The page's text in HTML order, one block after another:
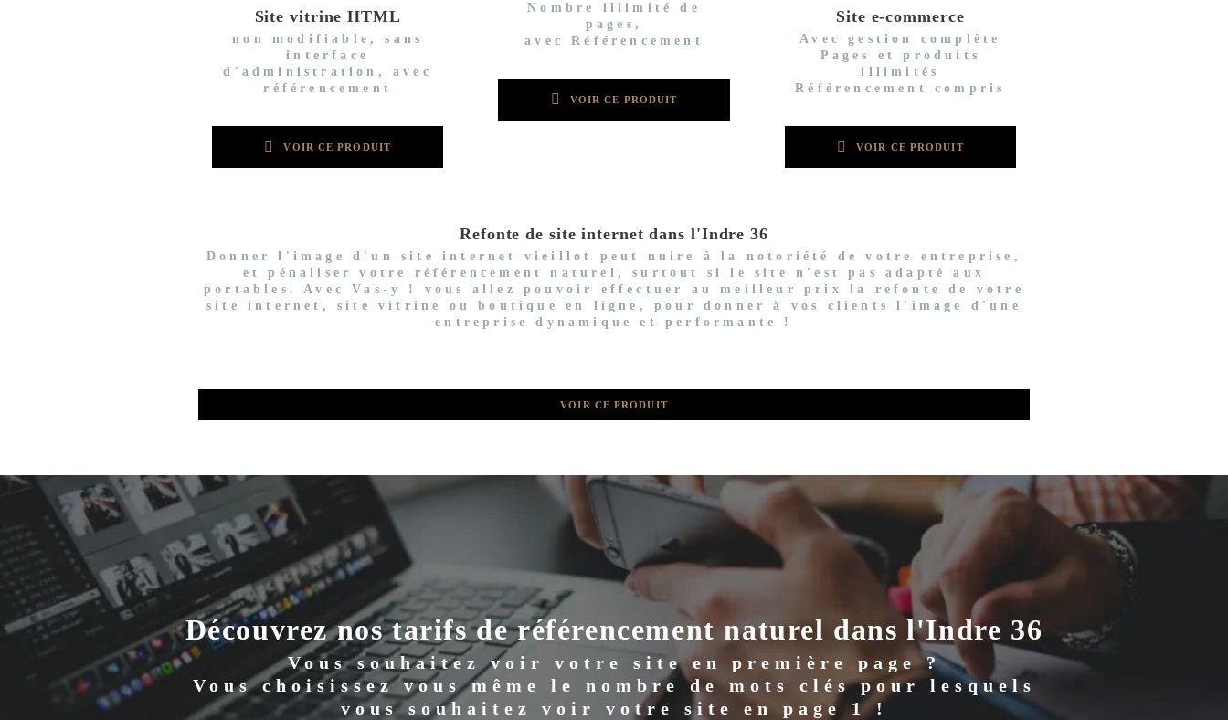
Site vitrine HTML
non modifiable, sans
interface
d'administration, avec
référencement
VOIR CE PRODUIT
Nombre illimité de
pages,
avec Référencement
VOIR CE PRODUIT
Site e-commerce
Avec gestion complète
Pages et produits
illimités
Référencement compris
VOIR CE PRODUIT
Refonte de site internet dans l'Indre 36
Donner l'image d'un site internet vieillot peut nuire à la notoriété de votre entreprise,
et pénaliser votre référencement naturel, surtout si le site n'est pas adapté aux
portables. Avec Vas-y ! vous allez pouvoir effectuer au meilleur prix la refonte de votre
site internet, site vitrine ou boutique en ligne, pour donner à vos clients l'image d'une
entreprise dynamique et performante !
VOIR CE PRODUIT
Découvrez nos tarifs de référencement naturel dans l'Indre 36
Vous souhaitez voir votre site en première page ?
Vous choisissez vous même le nombre de mots clés pour lesquels
vous souhaitez voir votre site en page 1 !